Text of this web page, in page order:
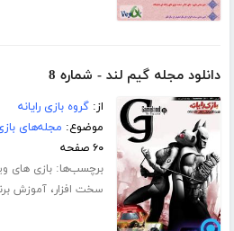
دانلود مجله گیم لند - شماره 8
از:گروه بازی رایانه
موضوع: مجله‌های
۶۰ صفحه
برچسب‌ها:بازی های
سخت افزار،آموزش